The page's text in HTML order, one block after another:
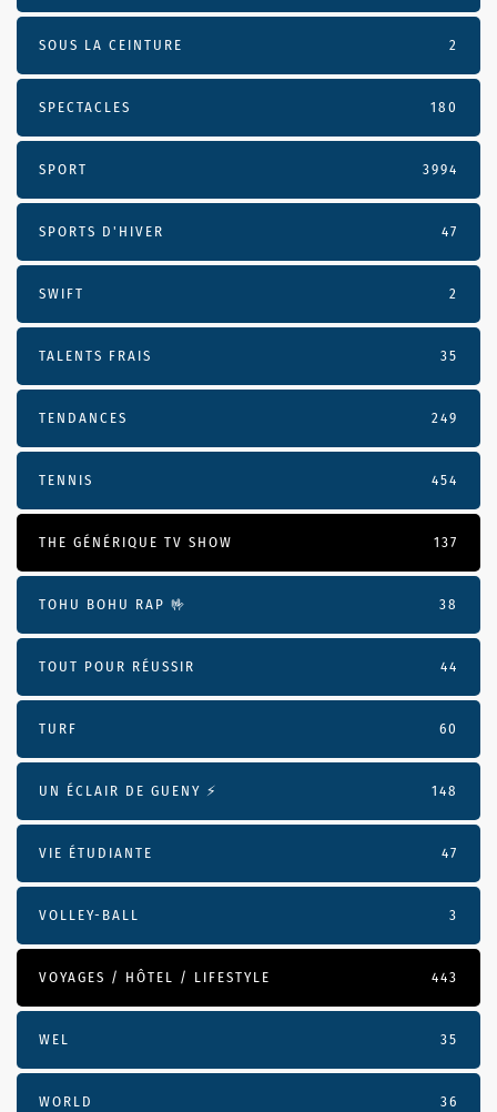
SOUS LA CEINTURE 2
SPECTACLES 180
SPORT 3994
SPORTS D'HIVER 47
SWIFT 2
TALENTS FRAIS 35
TENDANCES 249
TENNIS 454
THE GÉNÉRIQUE TV SHOW 137
TOHU BOHU RAP 🤟 38
TOUT POUR RÉUSSIR 44
TURF 60
UN ÉCLAIR DE GUENY ⚡️ 148
VIE ÉTUDIANTE 47
VOLLEY-BALL 3
VOYAGES / HÔTEL / LIFESTYLE 443
WEL 35
WORLD 36